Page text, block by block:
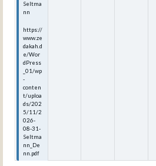
Seltma
nn
https://
www.ze
dakah.d
e/Wor
dPress
_01/wp
-
conten
t/uploa
ds/202
5/11/2
026-
08-31-
Seltma
nn_De
nn.pdf